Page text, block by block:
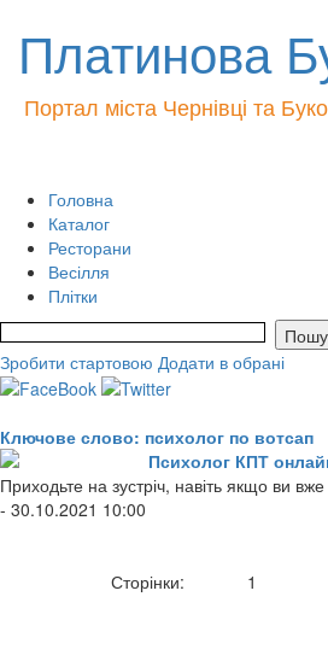
Платинова
Портал міста Чернівці та
Головна
Каталог
Ресторани
Весілля
Плітки
Зробити стартовою Додати в обрані
Ключове слово: психолог по вотсап
Психолог КПТ
Приходьте на зустріч, навіть якщо ви вже
- 30.10.2021 10:00
Сторінки: 1